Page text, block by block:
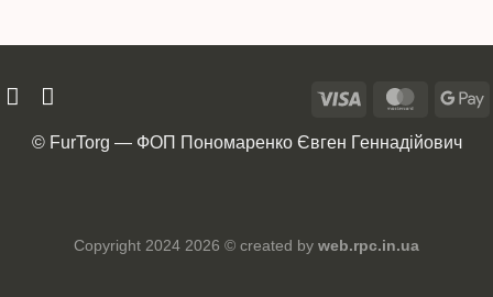
© FurTorg — ФОП Пономаренко Євген Геннадійович
Copyright 2024 2026 © created by web.rpc.in.ua